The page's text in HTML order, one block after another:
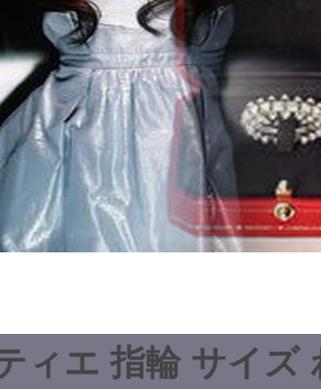
ィエ 指輪 サイズ